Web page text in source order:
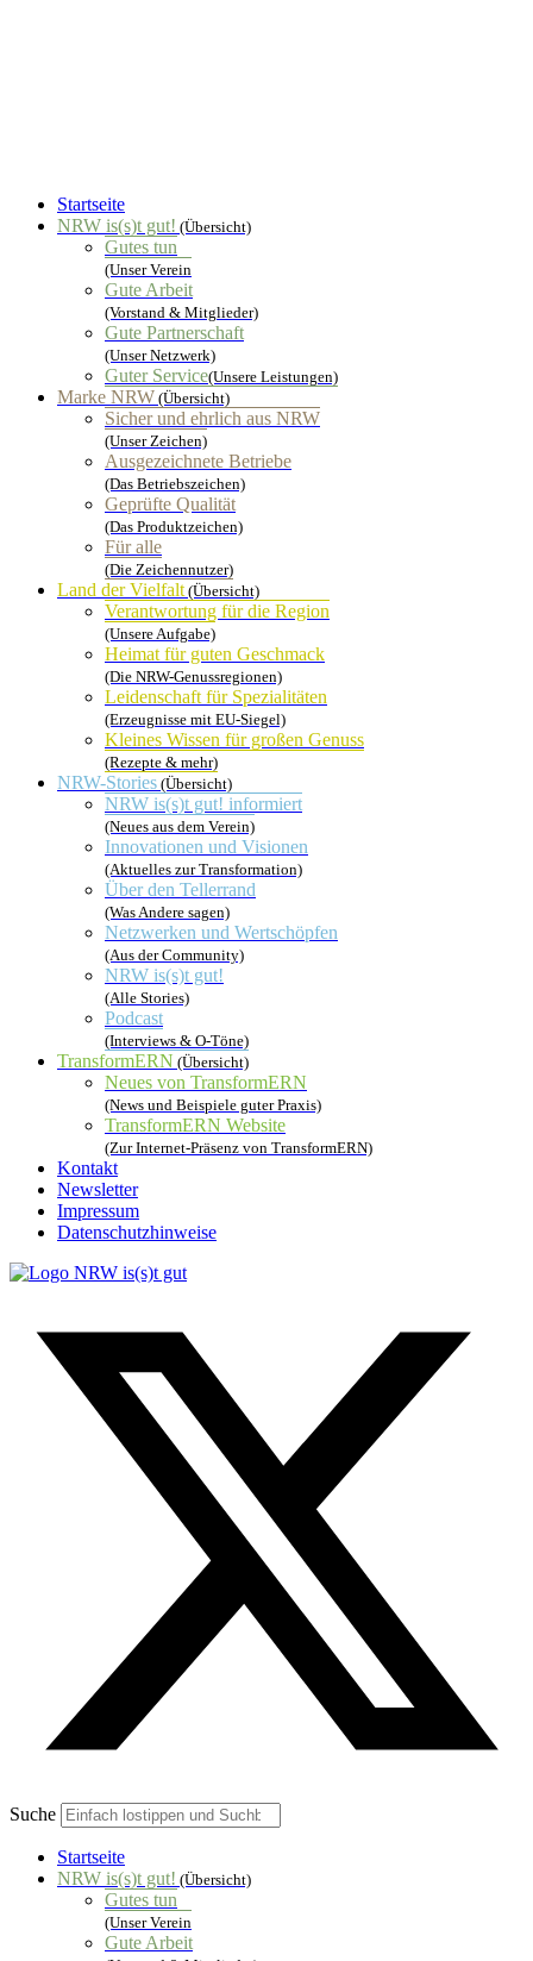
Startseite
NRW is(s)t gut! (Übersicht)
Gutes tun
(Unser Verein
Gute Arbeit
(Vorstand & Mitglieder)
Gute Partnerschaft
(Unser Netzwerk)
Guter Service(Unsere Leistungen)
Marke NRW (Übersicht)
Sicher und ehrlich aus NRW
(Unser Zeichen)
Ausgezeichnete Betriebe
(Das Betriebszeichen)
Geprüfte Qualität
(Das Produktzeichen)
Für alle
(Die Zeichennutzer)
Land der Vielfalt(Übersicht)
Verantwortung für die Region
(Unsere Aufgabe)
Heimat für guten Geschmack
(Die NRW-Genussregionen)
Leidenschaft für Spezialitäten
(Erzeugnisse mit EU-Siegel)
Kleines Wissen für großen Genuss
(Rezepte & mehr)
NRW-Stories (Übersicht)
NRW is(s)t gut! informiert
(Neues aus dem Verein)
Innovationen und Visionen
(Aktuelles zur Transformation)
Über den Tellerrand
(Was Andere sagen)
Netzwerken und Wertschöpfen
(Aus der Community)
NRW is(s)t gut!
(Alle Stories)
Podcast
(Interviews & O-Töne)
TransformERN (Übersicht)
Neues von TransformERN
(News und Beispiele guter Praxis)
TransformERN Website
(Zur Internet-Präsenz von TransformERN)
Kontakt
Newsletter
Impressum
Datenschutzhinweise
Suche
Startseite
NRW is(s)t gut! (Übersicht)
Gutes tun
(Unser Verein
Gute Arbeit